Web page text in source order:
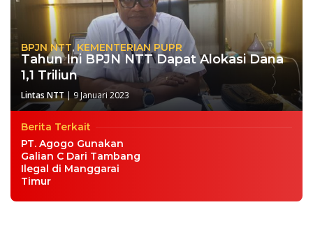
BPJN NTT,KEMENTERIAN PUPR
Tahun Ini BPJN NTT Dapat Alokasi Dana
1,1 Triliun
Lintas NTT| 9 Januari 2023
Berita Terkait
PT. Agogo Gunakan
Galian C Dari Tambang
Ilegal di Manggarai
Timur